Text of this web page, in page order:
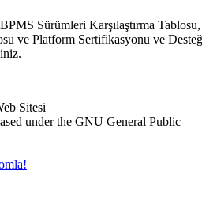
Sürümleri Karşılaştırma Tablosu,
ve Platform Sertifikasyonu ve
Sitesi
under the GNU General Public